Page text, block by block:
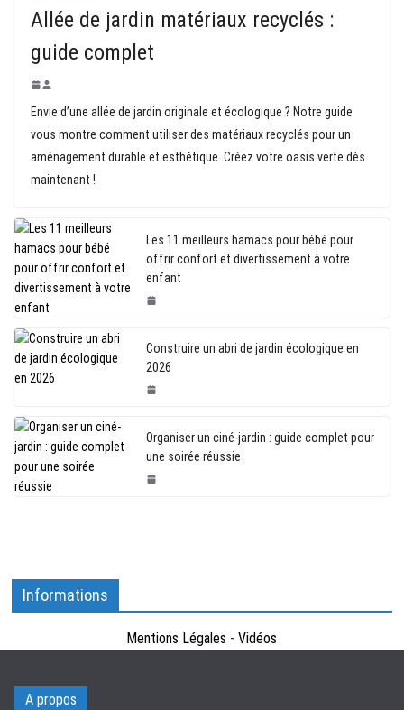
Allée de jardin matériaux recyclés :
guide complet
Envie d’une allée de jardin originale et écologique ? Notre guide
vous montre comment utiliser des matériaux recyclés pour un
aménagement durable et esthétique. Créez votre oasis verte dès
maintenant !
Les 11 meilleurs hamacs pour bébé pour
offrir confort et divertissement à votre
enfant
Construire un abri de jardin écologique en
2026
Organiser un ciné-jardin : guide complet pour
une soirée réussie
Informations
Mentions Légales -Vidéos
A propos